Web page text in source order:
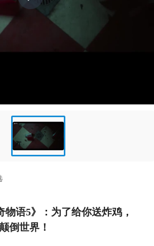
Play
Video
物语5》：为了给你送炸鸡，
倒世界！